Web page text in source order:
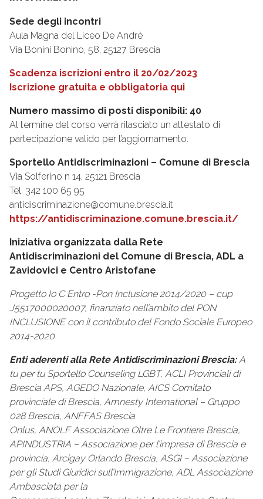
Sede degli incontri
Aula Magna del Liceo De André
Via Bonini Bonino, 58, 25127 Brescia
Scadenza iscrizioni entro il 20/02/2023
Iscrizione gratuita e obbligatoria qui
Numero massimo di posti disponibili: 40
Al termine del corso verrà rilasciato un attestato di
partecipazione valido per l’aggiornamento.
Sportello Antidiscriminazioni – Comune di Brescia
Via Solferino n 14, 25121 Brescia
Tel. 342 100 65 95
antidiscriminazione@comune.brescia.it
https://antidiscriminazione.comune.brescia.it/
Iniziativa organizzata dalla Rete
Antidiscriminazioni del Comune di Brescia, ADL a
Zavidovici e Centro Aristofane
Progetto Io C Entro -Pon Inclusione 2014/2020 – cup
J5517000020007, finanziato nell’ambito del PON
INCLUSIONE con il contributo del Fondo Sociale Europeo
2014-2020
Enti aderenti alla Rete Antidiscriminazioni Brescia:A
tu per tu Sportello Counseling LGBT, ACLI Provinciali di
Brescia APS, AGEDO Nazionale, AICS Comitato
provinciale di Brescia, Amnesty International – Gruppo
028 Brescia, ANFFAS Brescia
Onlus, ANOLF Associazione Oltre Le Frontiere Brescia,
APINDUSTRIA – Associazione per l’impresa di Brescia e
provincia, Arcigay Orlando Brescia, ASGI – Associazione
per gli Studi Giuridici sull’Immigrazione, ADL Associazione
Ambasciata per la